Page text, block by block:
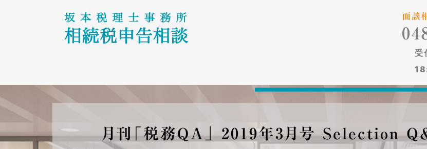
面談
受
月刊「税務ＱＡ」 2019年3月号 Selection